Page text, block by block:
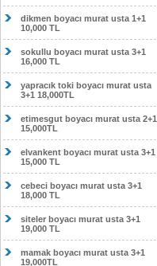
dikmen boyacı murat usta 1+1
10,000 TL
sokullu boyacı murat usta 3+1
16,000 TL
yapracık toki boyacı murat usta
3+1 18,000TL
etimesgut boyacı murat usta 2+1
15,000TL
elvankent boyacı murat usta 3+1
15,000 TL
cebeci boyacı murat usta 3+1
18,000 TL
siteler boyacı murat usta 3+1
19,000 TL
mamak boyacı murat usta 3+1
19,000TL